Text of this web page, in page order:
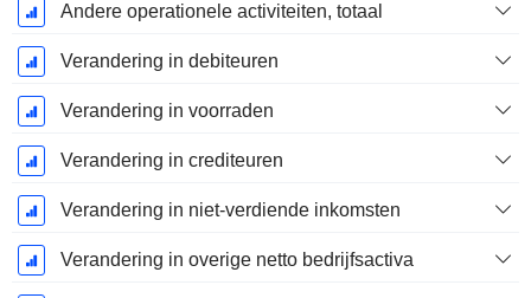
Andere operationele activiteiten, totaal
Verandering in debiteuren
Verandering in voorraden
Verandering in crediteuren
Verandering in niet-verdiende inkomsten
Verandering in overige netto bedrijfsactiva